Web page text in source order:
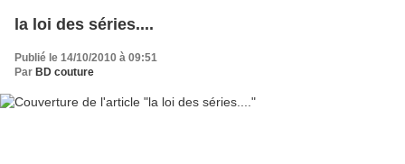
la loi des séries....
Publié le 14/10/2010 à 09:51
Par BD couture